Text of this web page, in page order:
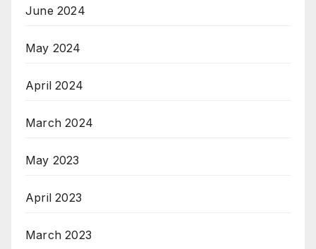
June 2024
May 2024
April 2024
March 2024
May 2023
April 2023
March 2023